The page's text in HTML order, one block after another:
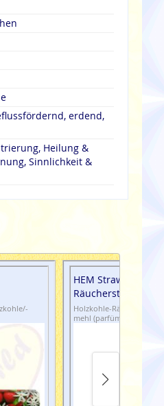
erdend,
Heilung &
Sinnlichkeit &
HEM Strawberry
Räucherstäbchen
Holzkohle-
mehl (parfümiert)